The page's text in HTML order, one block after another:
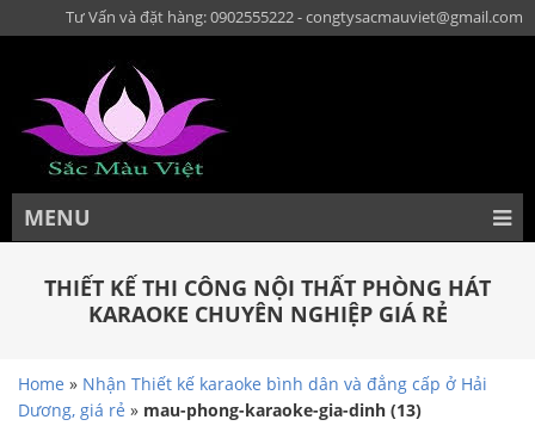
Tư Vấn và đặt hàng: 0902555222 - congtysacmauviet@gmail.com
MENU
THIẾT KẾ THI CÔNG NỘI THẤT PHÒNG HÁT
KARAOKE CHUYÊN NGHIỆP GIÁ RẺ
Home » Nhận Thiết kế karaoke bình dân và đẳng cấp ở Hải
Dương, giá rẻ » mau-phong-karaoke-gia-dinh (13)